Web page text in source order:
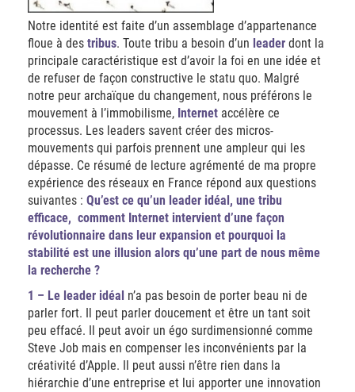
Notre identité est faite d’un assemblage d’appartenance
floue à des tribus. Toute tribu a besoin d’un leader dont la
principale caractéristique est d’avoir la foi en une idée et
de refuser de façon constructive le statu quo. Malgré
notre peur archaïque du changement, nous préférons le
mouvement à l’immobilisme, Internet accélère ce
processus. Les leaders savent créer des micros-
mouvements qui parfois prennent une ampleur qui les
dépasse. Ce résumé de lecture agrémenté de ma propre
expérience des réseaux en France répond aux questions
suivantes : Qu’est ce qu’un leader idéal, une tribu
efficace, comment Internet intervient d’une façon
révolutionnaire dans leur expansion et pourquoi la
stabilité est une illusion alors qu’une part de nous même
la recherche ?
1 – Le leader idéal n’a pas besoin de porter beau ni de
parler fort. Il peut parler doucement et être un tant soit
peu effacé. Il peut avoir un égo surdimensionné comme
Steve Job mais en compenser les inconvénients par la
créativité d’Apple. Il peut aussi n’être rien dans la
hiérarchie d’une entreprise et lui apporter une innovation